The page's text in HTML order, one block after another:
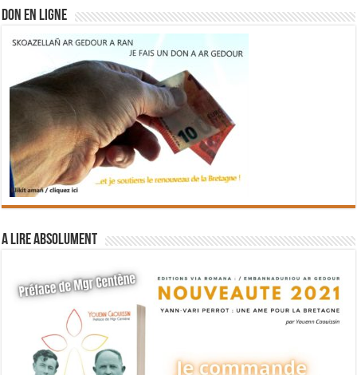
DON EN LIGNE
A lire absolument